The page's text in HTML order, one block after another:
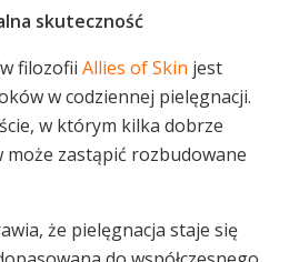
skuteczność
filozofii Allies of Skin jest
w codziennej pielęgnacji.
w którym kilka dobrze
zastąpić rozbudowane
że pielęgnacja staje się